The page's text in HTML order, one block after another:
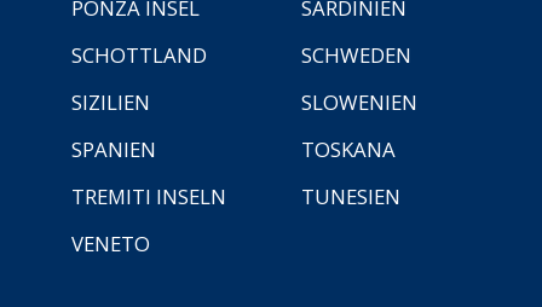
PONZA INSEL
SARDINIEN
SCHOTTLAND
SCHWEDEN
SIZILIEN
SLOWENIEN
SPANIEN
TOSKANA
TREMITI INSELN
TUNESIEN
VENETO